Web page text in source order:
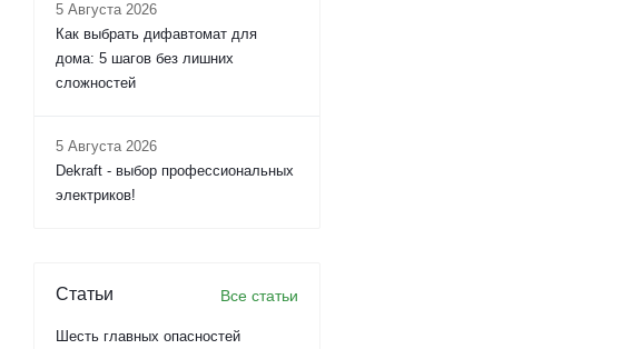
5 Августа 2026
Как выбрать дифавтомат для
дома: 5 шагов без лишних
сложностей
5 Августа 2026
Dekraft - выбор профессиональных
электриков!
Статьи Все статьи
Шесть главных опасностей